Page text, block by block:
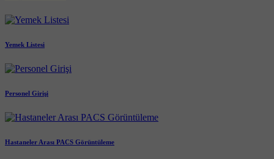
Yemek Listesi
Personel Girişi
Hastaneler Arası PACS Görüntüleme